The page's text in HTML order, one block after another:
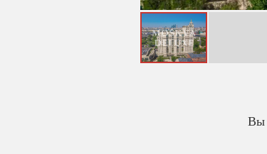
Вы